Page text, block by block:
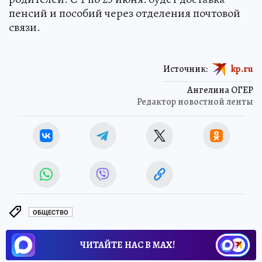
пенсий и пособий через отделения почтовой
связи.
Ангелина ОГЕР
Редактор новостной ленты
Источник: kp.ru
ОБЩЕСТВО
ЧИТАЙТЕ НАС В МАХ!